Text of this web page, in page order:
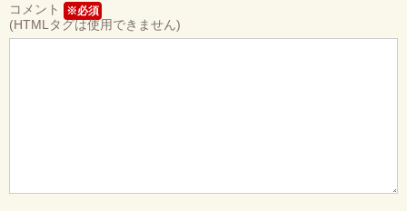
コメント ※必須
(HTMLタグは使用できません)